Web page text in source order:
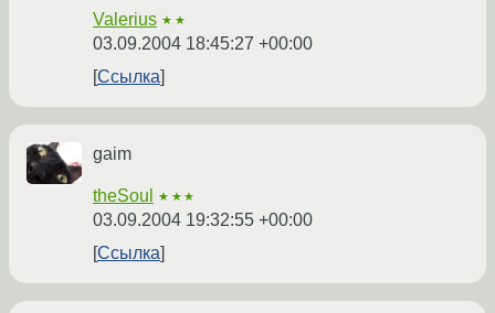
Valerius ★★
03.09.2004 18:45:27 +00:00
Ссылка
gaim
theSoul ★★★
03.09.2004 19:32:55 +00:00
Ссылка